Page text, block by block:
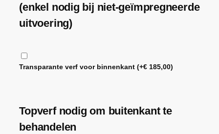
(enkel nodig bij niet-geïmpregneerde
uitvoering)
Transparante verf voor binnenkant(+€ 185,00)
Topverf nodig om buitenkant te
behandelen